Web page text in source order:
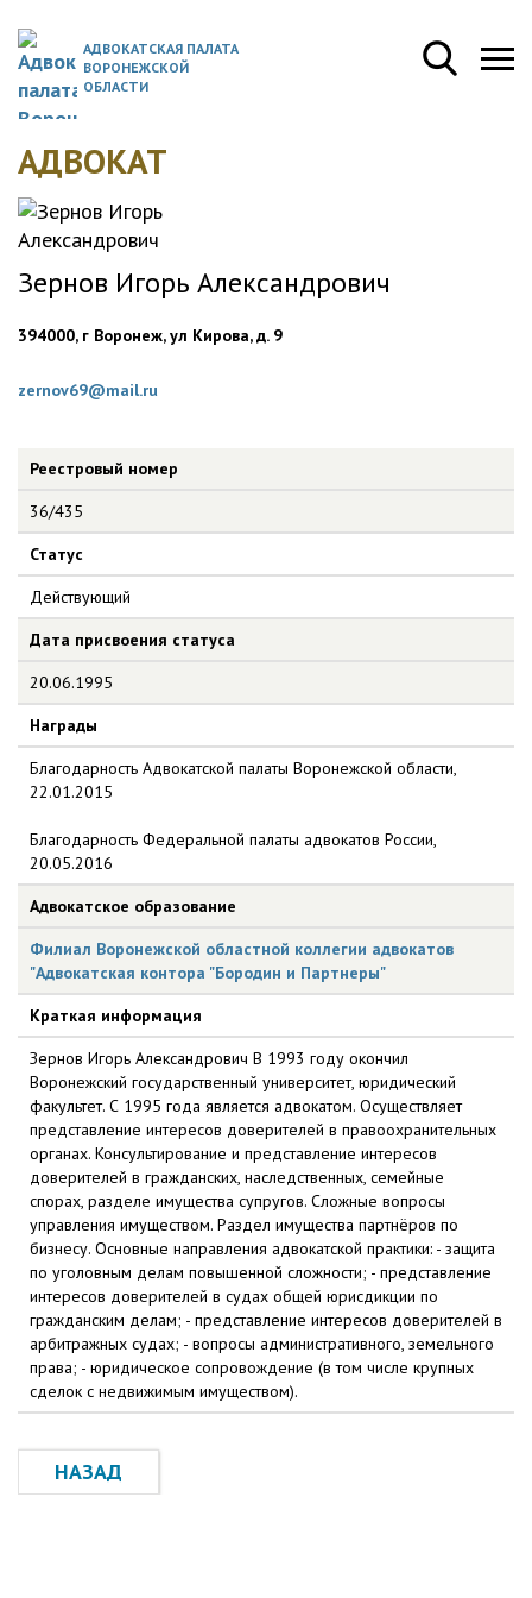
АДВОКАТСКАЯ ПАЛАТА
ВОРОНЕЖСКОЙ
ОБЛАСТИ
АДВОКАТ
Зернов Игорь Александрович
394000, г Воронеж, ул Кирова, д. 9
zernov69@mail.ru
Реестровый номер
36/435
Статус
Действующий
Дата присвоения статуса
20.06.1995
Награды
Благодарность Адвокатской палаты Воронежской области,
22.01.2015
Благодарность Федеральной палаты адвокатов России,
20.05.2016
Адвокатское образование
Филиал Воронежской областной коллегии адвокатов
"Адвокатская контора "Бородин и Партнеры"
Краткая информация
Зернов Игорь Александрович В 1993 году окончил
Воронежский государственный университет, юридический
факультет. С 1995 года является адвокатом. Осуществляет
представление интересов доверителей в правоохранительных
органах. Консультирование и представление интересов
доверителей в гражданских, наследственных, семейные
спорах, разделе имущества супругов. Сложные вопросы
управления имуществом. Раздел имущества партнёров по
бизнесу. Основные направления адвокатской практики: - защита
по уголовным делам повышенной сложности; - представление
интересов доверителей в судах общей юрисдикции по
гражданским делам; - представление интересов доверителей в
арбитражных судах; - вопросы административного, земельного
права; - юридическое сопровождение (в том числе крупных
сделок с недвижимым имуществом).
НАЗАД